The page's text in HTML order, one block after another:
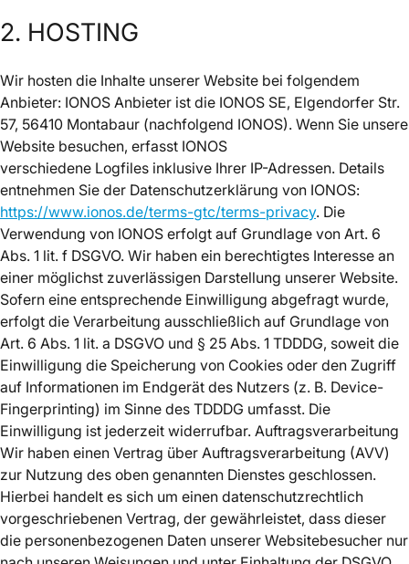
2. HOSTING
Wir hosten die Inhalte unserer Website bei folgendem
Anbieter: IONOS Anbieter ist die IONOS SE, Elgendorfer Str.
57, 56410 Montabaur (nachfolgend IONOS). Wenn Sie unsere
Website besuchen, erfasst IONOS
verschiedene Logfiles inklusive Ihrer IP-Adressen. Details
entnehmen Sie der Datenschutzerklärung von IONOS:
https://www.ionos.de/terms-gtc/terms-privacy. Die
Verwendung von IONOS erfolgt auf Grundlage von Art. 6
Abs. 1 lit. f DSGVO. Wir haben ein berechtigtes Interesse an
einer möglichst zuverlässigen Darstellung unserer Website.
Sofern eine entsprechende Einwilligung abgefragt wurde,
erfolgt die Verarbeitung ausschließlich auf Grundlage von
Art. 6 Abs. 1 lit. a DSGVO und § 25 Abs. 1 TDDDG, soweit die
Einwilligung die Speicherung von Cookies oder den Zugriff
auf Informationen im Endgerät des Nutzers (z. B. Device-
Fingerprinting) im Sinne des TDDDG umfasst. Die
Einwilligung ist jederzeit widerrufbar. Auftragsverarbeitung
Wir haben einen Vertrag über Auftragsverarbeitung (AVV)
zur Nutzung des oben genannten Dienstes geschlossen.
Hierbei handelt es sich um einen datenschutzrechtlich
vorgeschriebenen Vertrag, der gewährleistet, dass dieser
die personenbezogenen Daten unserer Websitebesucher nur